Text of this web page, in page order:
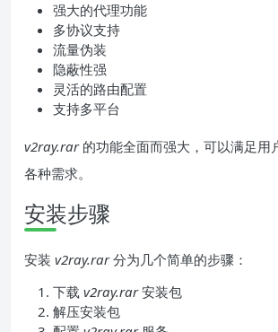
强大的代理功能
多协议支持
流量伪装
隐蔽性强
灵活的路由配置
支持多平台
v2ray.rar的功能全面而强大，可以满足用
各种需求。
安装步骤
安装 v2ray.rar分为几个简单的步骤：
下载 v2ray.rar安装包
解压安装包